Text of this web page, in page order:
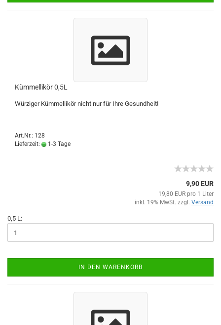
Kümmellikör 0,5L
Würziger Kümmellikör nicht nur für Ihre Gesundheit!
Art.Nr.: 128
Lieferzeit:
1-3 Tage
9,90 EUR
19,80 EUR pro 1 Liter
inkl. 19% MwSt. zzgl. Versand
0,5 L:
IN DEN WARENKORB